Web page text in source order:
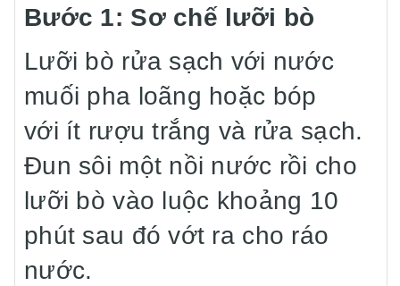
Bước 1: Sơ chế lưỡi bò
Lưỡi bò rửa sạch với nước
muối pha loãng hoặc bóp
với ít rượu trắng và rửa sạch.
Đun sôi một nồi nước rồi cho
lưỡi bò vào luộc khoảng 10
phút sau đó vớt ra cho ráo
nước.